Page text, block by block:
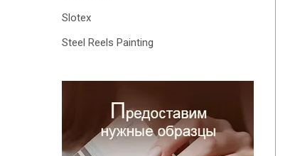
Slotex
Steel Reels Painting